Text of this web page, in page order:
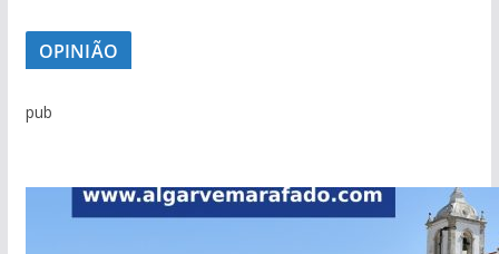
OPINIÃO
pub